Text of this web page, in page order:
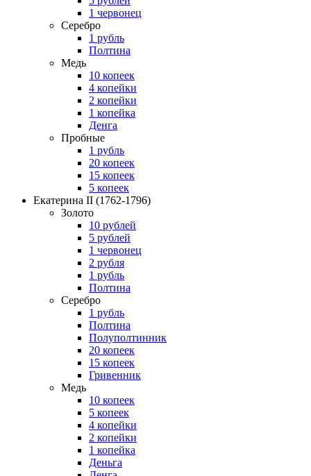
1 червонец
Серебро
1 рубль
Полтина
Медь
10 копеек
4 копейки
2 копейки
1 копейка
Денга
Пробные
1 рубль
20 копеек
15 копеек
5 копеек
Екатерина II (1762-1796)
Золото
10 рублей
5 рублей
1 червонец
2 рубля
1 рубль
Полтина
Серебро
1 рубль
Полтина
Полуполтинник
20 копеек
15 копеек
Гривенник
Медь
10 копеек
5 копеек
4 копейки
2 копейки
1 копейка
Деньга